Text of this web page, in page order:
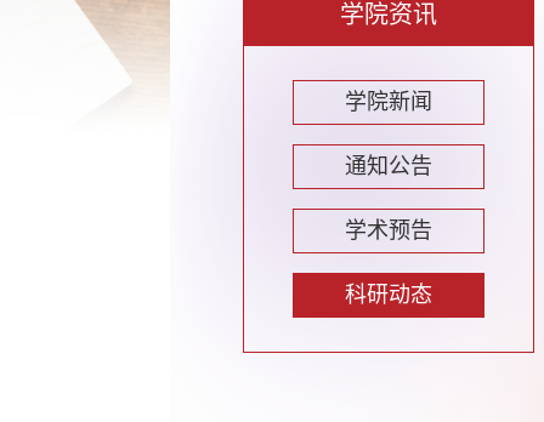
学院资讯
学院新闻
通知公告
学术预告
科研动态